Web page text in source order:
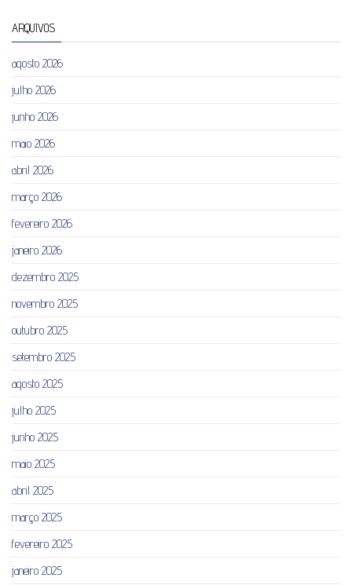
ARQUIVOS
agosto 2026
julho 2026
junho 2026
maio 2026
abril 2026
março 2026
fevereiro 2026
janeiro 2026
dezembro 2025
novembro 2025
outubro 2025
setembro 2025
agosto 2025
julho 2025
junho 2025
maio 2025
abril 2025
março 2025
fevereiro 2025
janeiro 2025